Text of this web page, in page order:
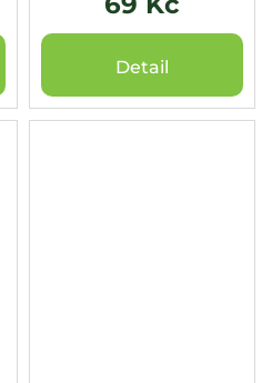
Detail